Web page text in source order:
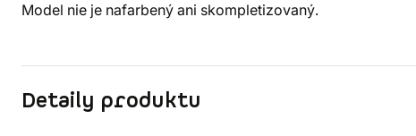
Model nie je nafarbený ani skompletizovaný.
Detaily produktu